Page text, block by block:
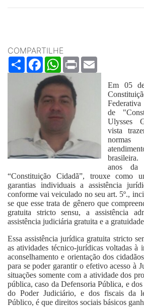
COMPARTILHE
ShareFacebookWhatsApp
Print
Em 05
de
Ulysses
vista
brasileira.
anos da
“Constituição Cidadã”, trouxe como
garantias individuais a assistência
conforme vai veiculado no seu art. 5º.,
se que esse trata de gênero que
gratuita stricto sensu, a assistência
assistência judiciária gratuita e a
Essa assistência jurídica gratuita stricto
as atividades técnico-jurídicas voltadas à
aconselhamento e orientação dos
para se poder garantir o efetivo acesso à
situações somente com a atividade dos
pública, caso da Defensoria Pública, e
do Poder Judiciário, e dos fiscais da
Público, é que direitos sociais básicos